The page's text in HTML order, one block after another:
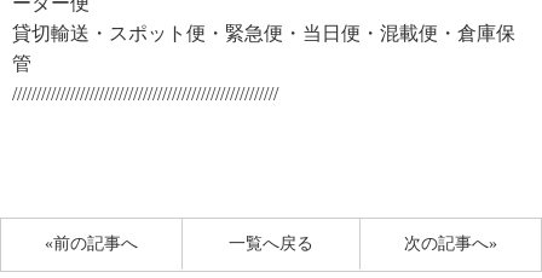
貸切輸送・スポット便・緊急便・当日便・混載便・倉庫保
管
///////////////////////////////////////////////////////
«前の記事へ 次の記事へ»
一覧へ戻る